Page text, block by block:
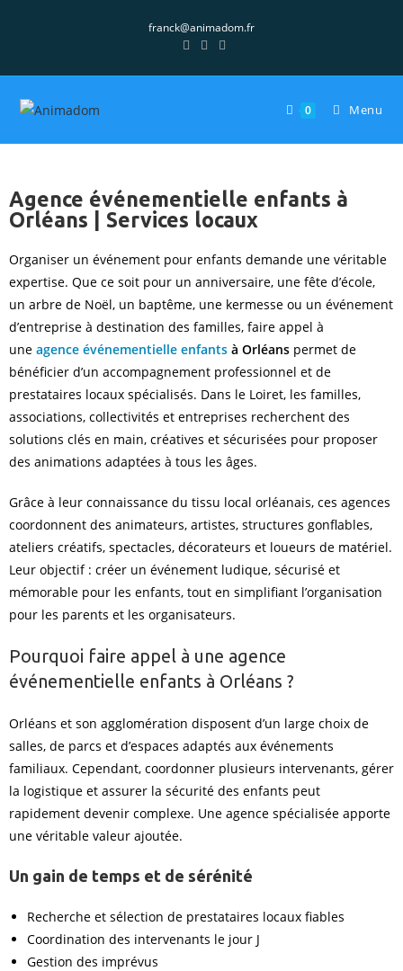
franck@animadom.fr
0 Menu
Agence événementielle enfants à
Orléans | Services locaux
Organiser un événement pour enfants demande une véritable
expertise. Que ce soit pour un anniversaire, une fête d’école,
un arbre de Noël, un baptême, une kermesse ou un événement
d’entreprise à destination des familles, faire appel à
une agence événementielle enfants à Orléans permet de
bénéficier d’un accompagnement professionnel et de
prestataires locaux spécialisés. Dans le Loiret, les familles,
associations, collectivités et entreprises recherchent des
solutions clés en main, créatives et sécurisées pour proposer
des animations adaptées à tous les âges.
Grâce à leur connaissance du tissu local orléanais, ces agences
coordonnent des animateurs, artistes, structures gonflables,
ateliers créatifs, spectacles, décorateurs et loueurs de matériel.
Leur objectif : créer un événement ludique, sécurisé et
mémorable pour les enfants, tout en simplifiant l’organisation
pour les parents et les organisateurs.
Pourquoi faire appel à une agence
événementielle enfants à Orléans ?
Orléans et son agglomération disposent d’un large choix de
salles, de parcs et d’espaces adaptés aux événements
familiaux. Cependant, coordonner plusieurs intervenants, gérer
la logistique et assurer la sécurité des enfants peut
rapidement devenir complexe. Une agence spécialisée apporte
une véritable valeur ajoutée.
Un gain de temps et de sérénité
Recherche et sélection de prestataires locaux fiables
Coordination des intervenants le jour J
Gestion des imprévus